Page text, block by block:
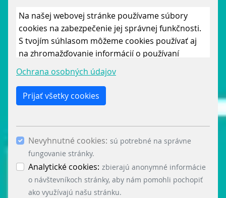
Na našej webovej stránke používame súbory
cookies na zabezpečenie jej správnej funkčnosti.
S tvojím súhlasom môžeme cookies používať aj
na zhromažďovanie informácií o používaní
stránky, aby sme ju mohli neustále vylepšovať.
Kliknutím na „Uložiť len nevyhnutné cookies“
odmietneš použitie iných ako len nevyhnutných
cookies. Povolením „Analytických cookies“ a
potvrdením cez tlačidlo „Uložiť výber“ súhlasíš s
použitím ostatných súborov cookies. Ak chceš
potvrdiť súhlas s použitím všetkých súborov
cookies (nevyhnutné, analytické a marketingové),
klikni na tlačidlo „Prijať všetky cookies“.
Nastavenie cookies môžeš kedykoľvek zmeniť v
Ochrana osobných údajov
Prijať všetky cookies
Nevyhnutné cookies: sú potrebné na správne
fungovanie stránky.
Analytické cookies: zbierajú anonymné informácie
o návštevníkoch stránky, aby nám pomohli pochopiť
ako využívajú našu stránku.